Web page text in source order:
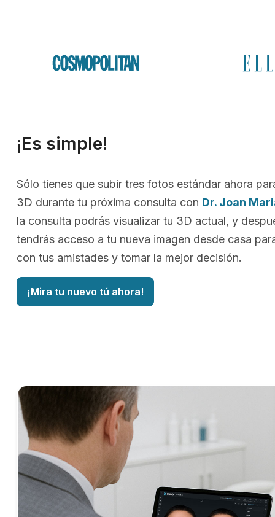
¡Es simple!
Sólo tienes que subir tres fotos estándar ahora
3D durante tu próxima consulta con Dr. Joan
la consulta podrás visualizar tu 3D actual, y
tendrás acceso a tu nueva imagen desde casa
con tus amistades y tomar la mejor decisión.
¡Mira tu nuevo tú ahora!